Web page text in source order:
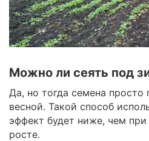
Можно ли сеять под
Да, но тогда семена просто
весной. Такой способ
эффект будет ниже, чем
росте.